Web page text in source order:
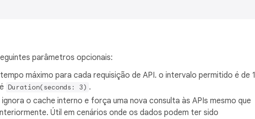
parâmetros opcionais:
máximo para cada requisição de API. o intervalo permitido é de 1
Duration(seconds: 3) .
ignora o cache interno e força uma nova consulta às APIs mesmo que
Útil em cenários onde os dados podem ter sido